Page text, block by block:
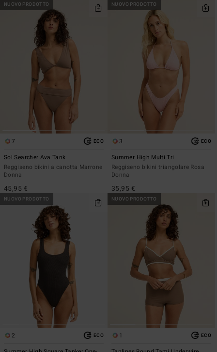
NUOVO PRODOTTO
7 ECO
Sol Searcher Ava Tank
Reggiseno bikini a canotta Marrone
Donna
45,95 €
NUOVO PRODOTTO
3 ECO
Summer High Multi Tri
Reggiseno bikini triangolare Rosa
Donna
35,95 €
NUOVO PRODOTTO
2 ECO
NUOVO PRODOTTO
1 ECO